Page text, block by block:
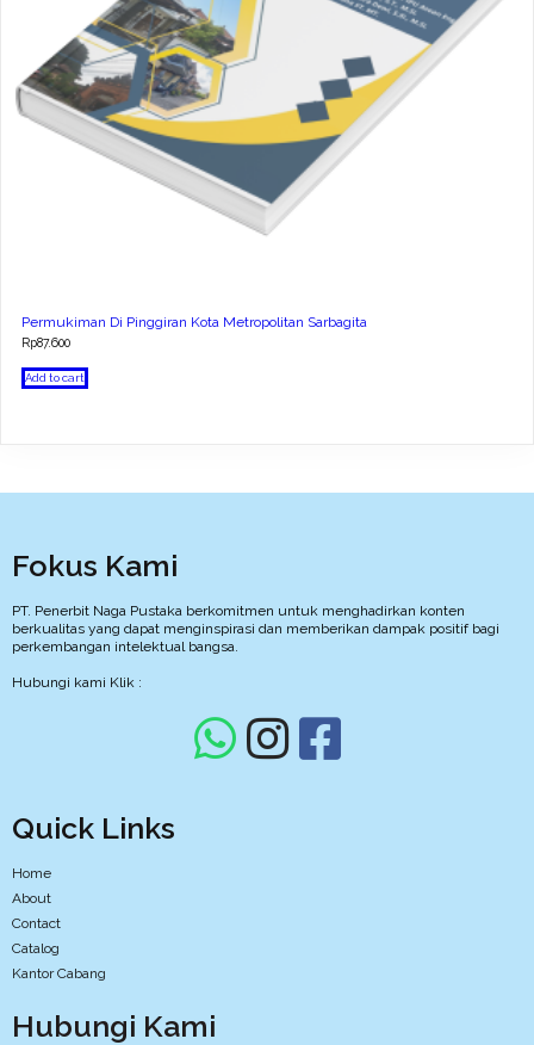
Permukiman Di Pinggiran Kota Metropolitan Sarbagita
Rp87.600
Add to cart
Fokus Kami
PT. Penerbit Naga Pustaka berkomitmen untuk menghadirkan konten
berkualitas yang dapat menginspirasi dan memberikan dampak positif bagi
perkembangan intelektual bangsa.
Hubungi kami Klik :
Quick Links
Home
About
Contact
Catalog
Kantor Cabang
Hubungi Kami